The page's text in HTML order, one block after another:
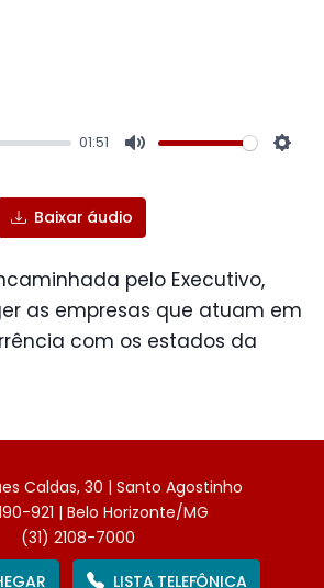
01:51
Baixar áudio
pelo Executivo,
as empresas que atuam em
com os estados da
Caldas, 30 | Santo Agostinho
921 | Belo Horizonte/MG
(31) 2108-7000
LISTA TELEFÔNICA